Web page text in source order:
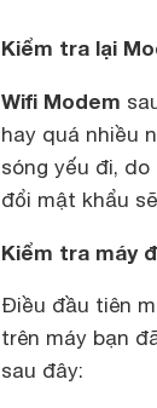
Kiểm tra lại
Wifi Modem
hay quá nhiều
sóng yếu đi,
đổi mật khẩu
Kiểm tra máy
Điều đầu tiên
trên máy bạn
sau đây: